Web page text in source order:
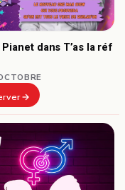
dans T’as la réf